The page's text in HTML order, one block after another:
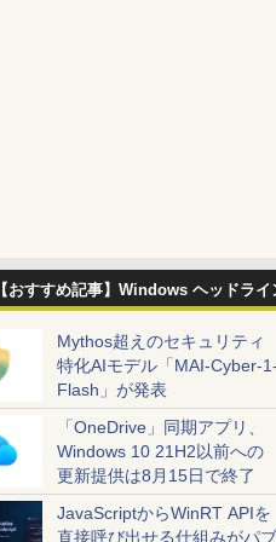
【おすすめ記事】Windows ヘッドライ
Mythos超えのセキュリティ
特化AIモデル「MAI-Cyber-1-
Flash」が発表
「OneDrive」同期アプリ、
Windows 10 21H2以前への
更新提供は8月15日で終了
JavaScriptからWinRT APIを
直接呼び出せる仕組みがパブ